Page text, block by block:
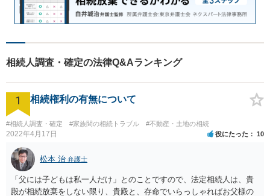
相続人調査・確定の法律Q&Aランキング
1 相続権利の有無について
#相続人調査・確定 #家族間の相続トラブル #不動産・土地の相続
2022年4月17日 役にたった 10
松本 治 弁護士
「父には子どもは私一人だけ」とのことですので、法定相続人は、貴
殿が相続放棄をしない限り、貴殿と、存命でいらっしゃればお父様の